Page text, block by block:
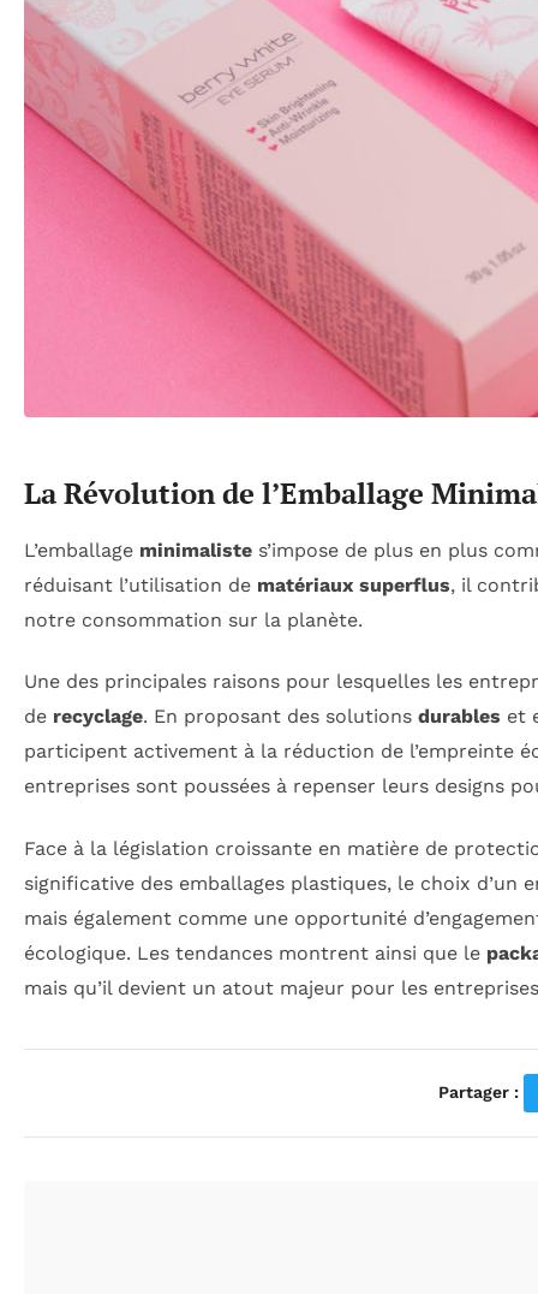
La Révolution de l’Emballage
L’emballage minimaliste s’impose de plus en plus
réduisant l’utilisation de matériaux superflus, il
notre consommation sur la planète.
Une des principales raisons pour lesquelles les
de recyclage. En proposant des solutions durables et
participent activement à la réduction de l’empreinte
entreprises sont poussées à repenser leurs designs
Face à la législation croissante en matière de
significative des emballages plastiques, le choix d’un
mais également comme une opportunité
écologique. Les tendances montrent ainsi que le
mais qu’il devient un atout majeur pour les
Partager :